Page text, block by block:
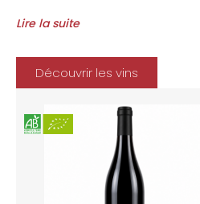
entre les villages
l’Appellation. La grande
sur sols de schistes, font
Méditerranée.
Le vignoble du Château de
agriculture biologique
marque le premier
domaine. Les soins
pratiques respectueuses
de la vigne, vendanges
soignées et strictement
Lire la suite
Découvrir les vins